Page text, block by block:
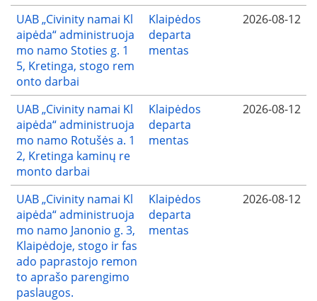
UAB „Civinity namai Kl
aipėda“ administruoja
mo namo Stoties g. 1
5, Kretinga, stogo rem
onto darbai
Klaipėdos
departa
mentas
2026-08-12
UAB „Civinity namai Kl
aipėda“ administruoja
mo namo Rotušės a. 1
2, Kretinga kaminų re
monto darbai
Klaipėdos
departa
mentas
2026-08-12
UAB „Civinity namai Kl
aipėda“ administruoja
mo namo Janonio g. 3,
Klaipėdoje, stogo ir fas
ado paprastojo remon
to aprašo parengimo
paslaugos.
Klaipėdos
departa
mentas
2026-08-12